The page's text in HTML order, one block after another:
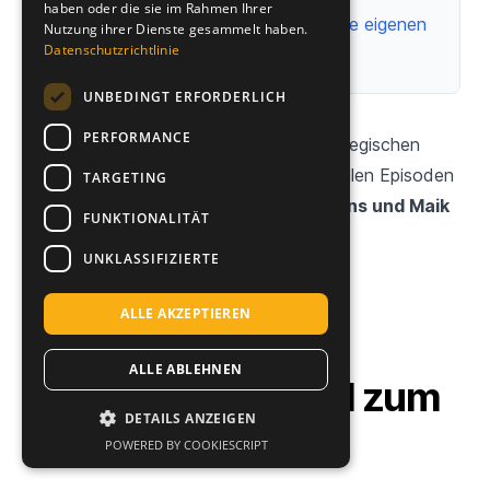
Amazon Distribution für Marken ohne eigenen
Seller-Betrieb
Hör dir für weitere Deep-Dives zur strategischen
Ausrichtung auf Amazon auch die aktuellen Episoden
imAmazon
mit Stephan Bruns und Maik
Busch
Lies unsere Artikel zum
Thema.
haben oder die sie im Rahmen Ihrer
Nutzung ihrer Dienste gesammelt haben.
Datenschutzrichtlinie
UNBEDINGT ERFORDERLICH
PERFORMANCE
TARGETING
FUNKTIONALITÄT
UNKLASSIFIZIERTE
ALLE AKZEPTIEREN
ALLE ABLEHNEN
DETAILS ANZEIGEN
POWERED BY COOKIESCRIPT